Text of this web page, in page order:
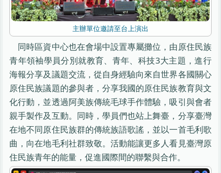
主辦單位邀請至台上演出
同時區資中心也在會場中設置專屬攤位，由原住民族
青年領袖學員分別就教育、青年、科技3大主題，進行
海報分享及議題交流，從自身經驗向來自世界各國關心
原住民族議題的參與者，分享我國的原住民族教育與文
化行動，並透過阿美族傳統毛球手作體驗，吸引與會者
親手製作及互動。同時，學員們也站上舞臺，分享臺灣
在地不同原住民族群的傳統族語歌謠，並以一首毛利歌
曲，向在地毛利社群致敬。活動能讓更多人看見臺灣原
住民族青年的能量，促進國際間的聯繫與合作。